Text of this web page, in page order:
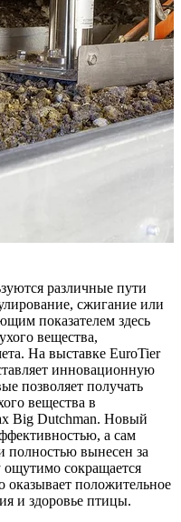
различные пути
сжигание или
показателем здесь
вещества,
На выставке EuroTier
инновационную
позволяет получать
вещества в
Big Dutchman. Новый
а сам
полностью вынесен за
ощутимо сокращается
оказывает положительное
и здоровье птицы.